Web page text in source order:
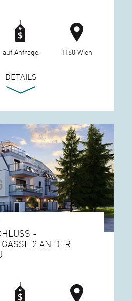
auf Anfrage 1160 Wien
DETAILS
-
2 AN DER